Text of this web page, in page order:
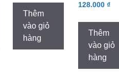
224.000 ₫.
Thêm
vào giỏ
hàng
128.000 ₫
Thêm
vào giỏ
hàng